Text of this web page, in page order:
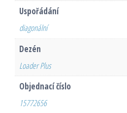
Uspořádání
diagonální
Dezén
Loader Plus
Objednací číslo
15772656